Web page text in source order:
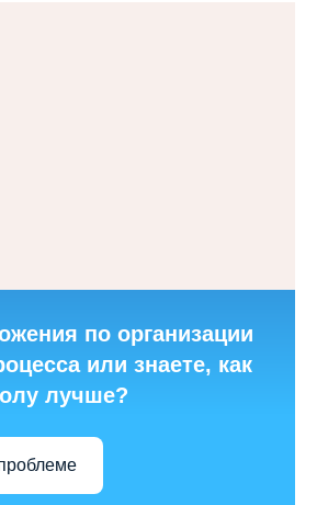
по организации
или знаете, как
лучше?